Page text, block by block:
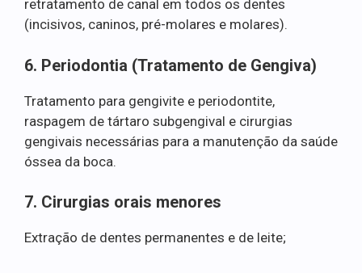
retratamento de canal em todos os dentes
(incisivos, caninos, pré-molares e molares).
6. Periodontia (Tratamento de Gengiva)
Tratamento para gengivite e periodontite,
raspagem de tártaro subgengival e cirurgias
gengivais necessárias para a manutenção da saúde
óssea da boca.
7. Cirurgias orais menores
Extração de dentes permanentes e de leite;